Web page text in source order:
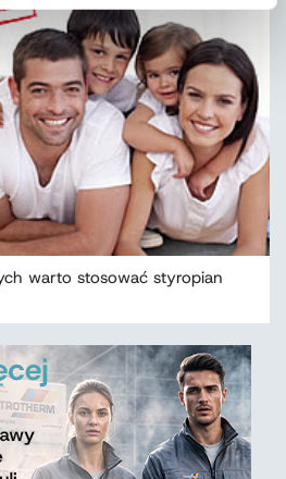
warto stosować styropian